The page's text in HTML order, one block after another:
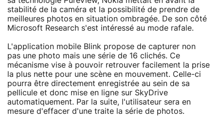
stabilité de la caméra et la possibilité de prendre de
meilleures photos en situation ombragée. De son côté
Microsoft Research s'est intéressé au mode rafale.
L'application mobile Blink propose de capturer non
pas une photo mais une série de 16 clichés. Ce
mécanisme vise à pouvoir retrouver facilement la prise
la plus nette pour une scène en mouvement. Celle-ci
pourra être directement enregistrée au sein de sa
pellicule et donc mise en ligne sur SkyDrive
automatiquement. Par la suite, l'utilisateur sera en
mesure d'effacer d'une traite la série de photos.